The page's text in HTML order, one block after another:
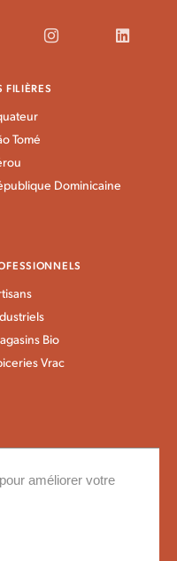
FILIÈRES
Tomé
Dominicaine
Bio
Vrac
améliorer votre